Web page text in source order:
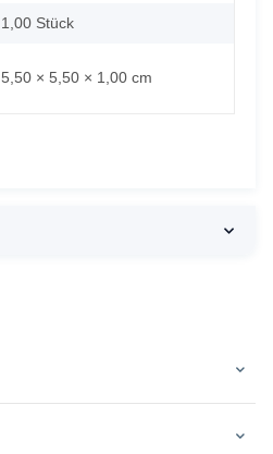
1,00 Stück
5,50 × 5,50 × 1,00 cm